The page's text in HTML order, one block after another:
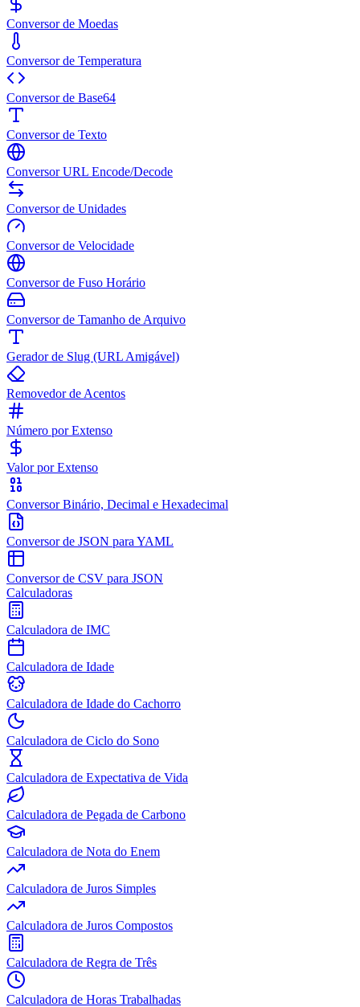
Conversor de Moedas
Conversor de Temperatura
Conversor de Base64
Conversor de Texto
Conversor URL Encode/Decode
Conversor de Unidades
Conversor de Velocidade
Conversor de Fuso Horário
Conversor de Tamanho de Arquivo
Gerador de Slug (URL Amigável)
Removedor de Acentos
Número por Extenso
Valor por Extenso
Conversor Binário, Decimal e Hexadecimal
Conversor de JSON para YAML
Conversor de CSV para JSON
Calculadoras
Calculadora de IMC
Calculadora de Idade
Calculadora de Idade do Cachorro
Calculadora de Ciclo do Sono
Calculadora de Expectativa de Vida
Calculadora de Pegada de Carbono
Calculadora de Nota do Enem
Calculadora de Juros Simples
Calculadora de Juros Compostos
Calculadora de Regra de Três
Calculadora de Horas Trabalhadas